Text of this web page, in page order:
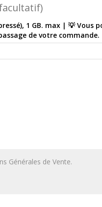
1 GB. max | 💡 Vous
de votre commande.
Générales de Vente.